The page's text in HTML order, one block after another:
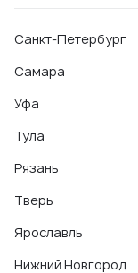
Санкт-Петербург
Самара
Уфа
Тула
Рязань
Тверь
Ярославль
Нижний Новгород